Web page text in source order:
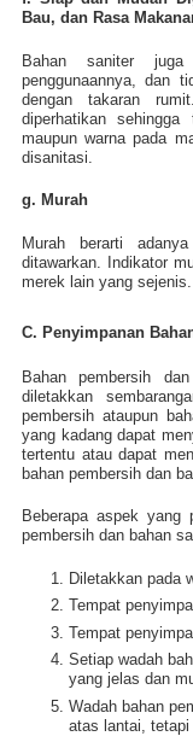
Bau, dan Rasa
Bahan saniter
penggunaannya, dan
dengan takaran
diperhatikan
maupun warna pada
disanitasi.
g. Murah
Murah berarti
ditawarkan. Indikator
merek lain yang sejenis.
C. Penyimpanan
Bahan pembersih
diletakkan
pembersih ataupun
yang kadang dapat
tertentu atau dapat
bahan pembersih dan
Beberapa aspek yang
pembersih dan bahan
Diletakkan pada
Tempat
Tempat
Setiap wadah
yang jelas dan
Wadah bahan
atas lantai, tetapi